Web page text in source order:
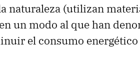
naturaleza (utilizan
un modo al que han
el consumo energético